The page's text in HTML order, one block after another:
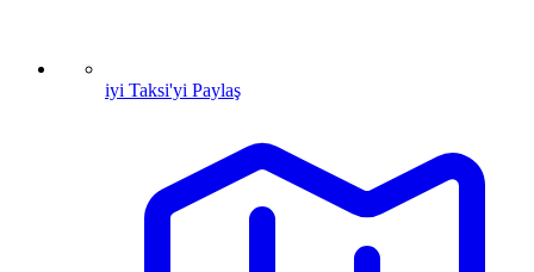
iyi Taksi'yi Paylaş